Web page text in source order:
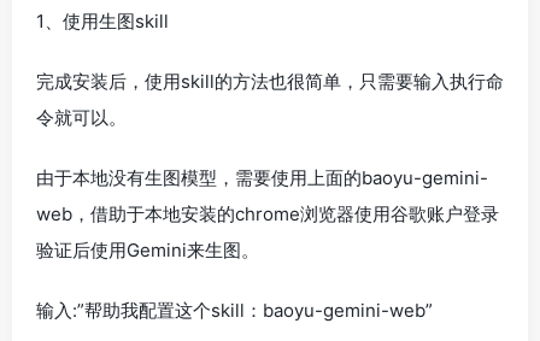
1、使用生图skill
完成安装后，使用skill的方法也很简单，只需要输入执行命
令就可以。
由于本地没有生图模型，需要使用上面的baoyu-gemini-
web，借助于本地安装的chrome浏览器使用谷歌账户登录
验证后使用Gemini来生图。
输入:”帮助我配置这个skill：baoyu-gemini-web”